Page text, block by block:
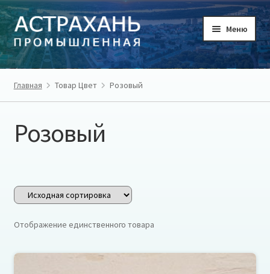
Перейти
к
навигации
Перейти
к
содержимому
Меню
ГЛАВНАЯ
ТОВАРЫ
ТОВАРОПРОИЗВОДИТЕЛИ
О ПРОЕКТЕ
ЛИЧНЫЙ КАБИНЕТ
Главная Товар Цвет Розовый
Розовый
Отображение единственного товара